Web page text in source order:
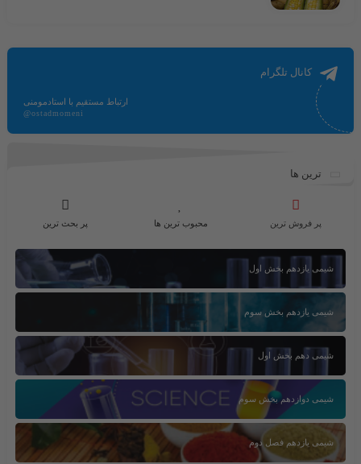
کانال تلگرام
ارتباط مستقیم با استادمومنی
@ostadmomeni
ترین ها
پر فروش ترین محبوب ترین ها پر بحث ترین
شیمی یازدهم بخش اول
شیمی یازدهم بخش سوم
شیمی دهم بخش اول
شیمی دوازدهم بخش سوم
شیمی یازدهم فصل دوم